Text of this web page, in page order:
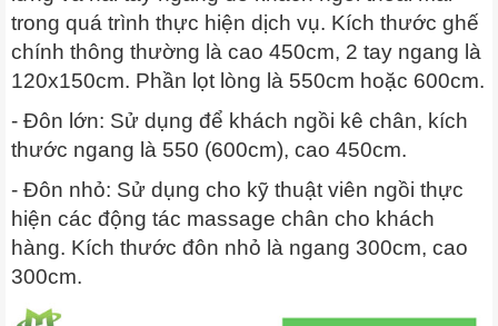
trong quá trình thực hiện dịch vụ. Kích thước ghế
chính thông thường là cao 450cm, 2 tay ngang là
120x150cm. Phần lọt lòng là 550cm hoặc 600cm.
- Đôn lớn: Sử dụng để khách ngồi kê chân, kích
thước ngang là 550 (600cm), cao 450cm.
- Đôn nhỏ: Sử dụng cho kỹ thuật viên ngồi thực
hiện các động tác massage chân cho khách
hàng. Kích thước đôn nhỏ là ngang 300cm, cao
300cm.